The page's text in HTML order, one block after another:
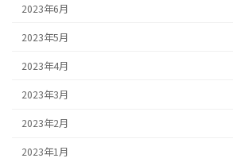
2023年6月
2023年5月
2023年4月
2023年3月
2023年2月
2023年1月